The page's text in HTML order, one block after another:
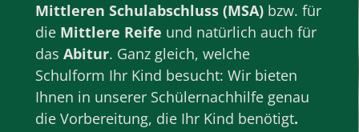
Mittleren Schulabschluss (MSA) bzw. für
die Mittlere Reife und natürlich auch für
dasAbitur. Ganz gleich, welche
Schulform Ihr Kind besucht: Wir bieten
Ihnen in unserer Schülernachhilfe genau
die Vorbereitung, die Ihr Kind benötigt.